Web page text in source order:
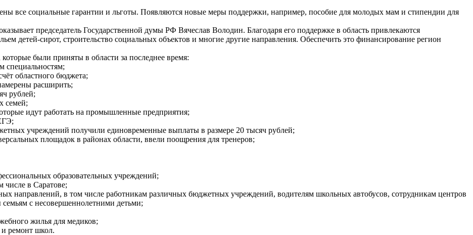
все социальные гарантии и льготы. Появляются новые меры поддержки, например, пособие для молодых мам и стипендии для
председатель Государственной думы РФ Вячеслав Володин. Благодаря его поддержке в область привлекаются
детей-сирот, строительство социальных объектов и многие другие направления. Обеспечить это финансирование регион
были приняты в области за последнее время:
специальностям;
областного бюджета;
расширить;
рублей;
семей;
идут работать на промышленные предприятия;
учреждений получили единовременные выплаты в размере 20 тысяч рублей;
площадок в районах области, ввели поощрения для тренеров;
образовательных учреждений;
числе в Саратове;
направлений, в том числе работникам различных бюджетных учреждений, водителям школьных автобусов, сотрудникам центров
с несовершеннолетними детьми;
жилья для медиков;
и ремонт школ.